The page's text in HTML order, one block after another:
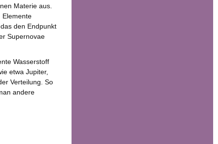
Materie aus.
Elemente
den Endpunkt
Supernovae
Wasserstoff
etwa Jupiter,
Verteilung. So
andere